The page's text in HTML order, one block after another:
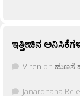
ಇತ್ತೀಚಿನ
Viren on ಹುಣಸೆ
Janardhana